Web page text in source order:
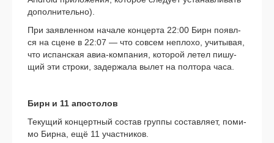
допол­ни­тель­но).
При заяв­лен­ном нача­ле кон­цер­та 22:00 Бирн появл­
ся на сцене в 22:07 — что совсем непло­хо, учи­ты­вая,
что испан­ская авиа-компания, кото­рой летел пишу­
щий эти стро­ки, задер­жа­ла вылет на пол­то­ра часа.
Бирн и 11 апо­сто­лов
Текущий кон­церт­ный состав груп­пы состав­ля­ет, поми­
мо Бирна, ещё 11 участ­ни­ков.